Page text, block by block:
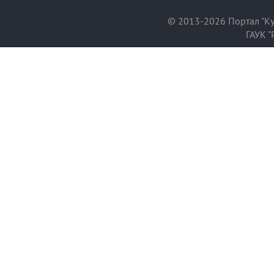
© 2013-2026 Портал
ГАУК